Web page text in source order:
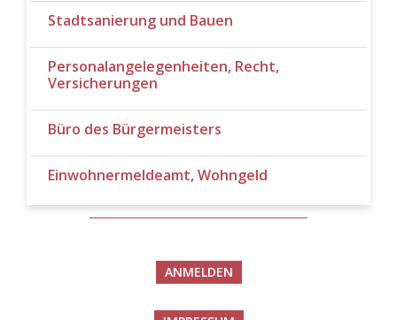
Stadtsanierung und Bauen
Personalangelegenheiten, Recht,
Versicherungen
Büro des Bürgermeisters
Einwohnermeldeamt, Wohngeld
ANMELDEN